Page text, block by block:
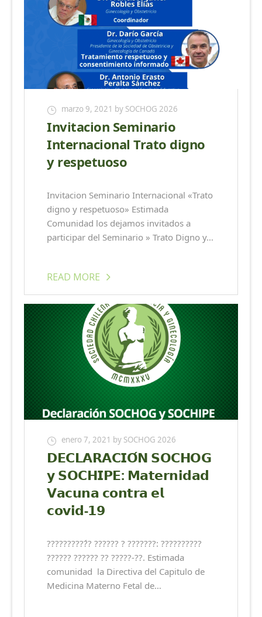
marzo 9, 2021 by SOCHOG 2026
Invitacion Seminario
Internacional Trato digno
y respetuoso
Invitacion Seminario Internacional «Trato
digno y respetuoso» Estimada
Comunidad los dejamos invitados a
participar del Seminario » Trato Digno y…
READ MORE
enero 7, 2021 by SOCHOG 2026
𝗗𝗘𝗖𝗟𝗔𝗥𝗔𝗖𝗜𝗢́𝗡 𝗦𝗢𝗖𝗛𝗢𝗚
𝘆 𝗦𝗢𝗖𝗛𝗜𝗣𝗘: 𝗠𝗮𝘁𝗲𝗿𝗻𝗶𝗱𝗮𝗱
𝗩𝗮𝗰𝘂𝗻𝗮 𝗰𝗼𝗻𝘁𝗿𝗮 𝗲𝗹
𝗰𝗼𝘃𝗶𝗱-𝟭𝟵
??????????́? ?????? ? ???????: ??????????
?????? ?????? ?? ?????-??. Estimada
comunidad la Directiva del Capitulo de
Medicina Materno Fetal de…